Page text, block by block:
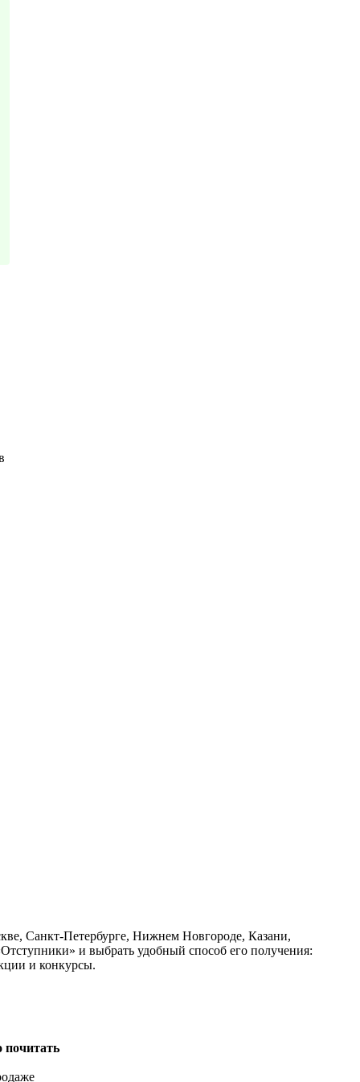
Санкт-Петербурге, Нижнем Новгороде, Казани,
и выбрать удобный способ его получения:
и конкурсы.
почитать